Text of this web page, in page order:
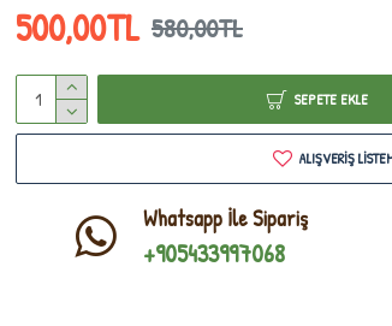
580,00TL
500,00TL
SEPETE EKLE
ALIŞVERIŞ
Whatsapp İle Sipariş
+905433997068